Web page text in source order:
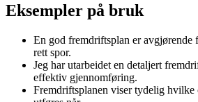
Eksempler på bruk
En god fremdriftsplan er avgjørende
rett spor.
Jeg har utarbeidet en detaljert
effektiv gjennomføring.
Fremdriftsplanen viser tydelig hvilke